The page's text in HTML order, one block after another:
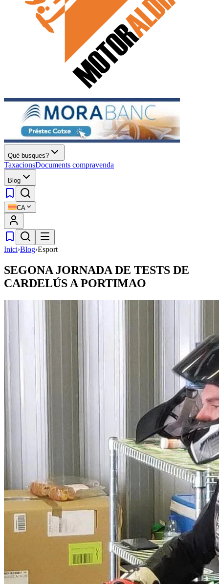
Què busques?
TaxacionsDocuments compravenda
Blog
CA
Inici›Blog›Esport
SEGONA JORNADA DE TESTS DE
CARDELÚS A PORTIMAO